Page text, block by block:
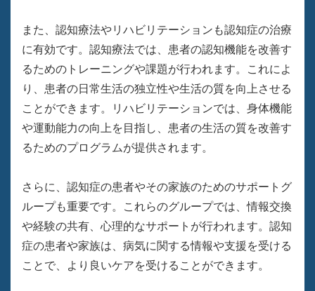
また、認知療法やリハビリテーションも認知症の治療
に有効です。認知療法では、患者の認知機能を改善す
るためのトレーニングや課題が行われます。これによ
り、患者の日常生活の独立性や生活の質を向上させる
ことができます。リハビリテーションでは、身体機能
や運動能力の向上を目指し、患者の生活の質を改善す
るためのプログラムが提供されます。
さらに、認知症の患者やその家族のためのサポートグ
ループも重要です。これらのグループでは、情報交換
や経験の共有、心理的なサポートが行われます。認知
症の患者や家族は、病気に関する情報や支援を受ける
ことで、より良いケアを受けることができます。